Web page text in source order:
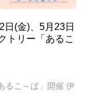
(金)、5月23日
トリー「あるこ
るこ～ば」開催 伊